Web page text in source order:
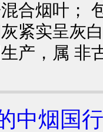
合烟叶；
紧实呈灰
产，属 非
中烟国